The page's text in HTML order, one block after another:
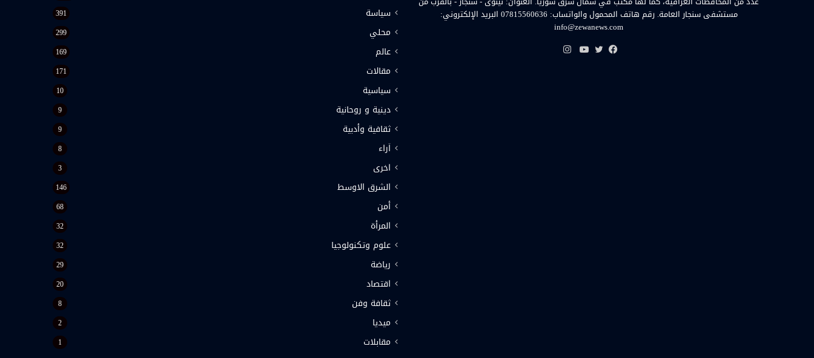
مستشفى سنجار العامة. رقم هاتف المحمول والواتساب: 07815560636 البريد الإلكتروني:
info@zewanews.com
سياسة 391
محلي 299
عالم 169
مقالات 171
سياسية 10
دينية و روحانية 9
ثقافية وأدبية 9
اَراء 8
اخرى 3
الشرق الاوسط 146
أمن 68
المرأة 32
علوم وتكنولوجيا 32
رياضة 29
اقتصاد 20
ثقافة وفن 8
ميديا 2
مقابلات 1